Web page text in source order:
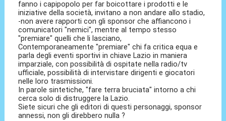
fanno i capipopolo per far boicottare i prodotti e le
iniziative della società, invitano a non andare allo stadio,
-non avere rapporti con gli sponsor che affiancono i
comunicatori "nemici", mentre al tempo stesso
"premiare" quelli che li lasciano,
Contemporaneamente "premiare" chi fa critica equa e
parla degli eventi sportivi in chiave Lazio in maniera
imparziale, con possibilità di ospitate nella radio/tv
ufficiale, possibilità di intervistare dirigenti e giocatori
nelle loro trasmissioni.
In parole sintetiche, "fare terra bruciata" intorno a chi
cerca solo di distruggere la Lazio.
Siete sicuri che gli editori di questi personaggi, sponsor
annessi, non gli direbbero nulla ?